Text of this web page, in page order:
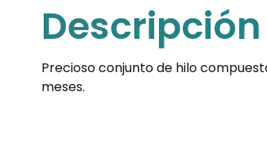
Descripción
Precioso conjunto de hilo
meses.